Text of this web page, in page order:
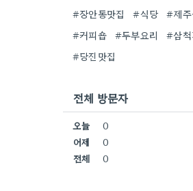
#장안동맛집
#식당
#제주
#커피숍
#두부요리
#삼척
#당진맛집
전체 방문자
오늘
0
어제
0
전체
0